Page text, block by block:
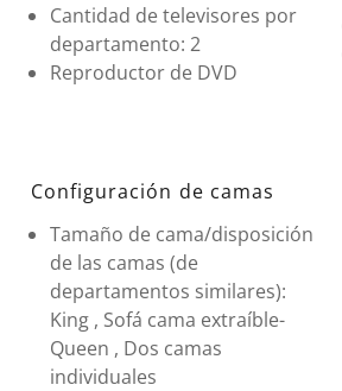
Cantidad de televisores por
departamento: 2
Reproductor de DVD
Configuración de camas
Tamaño de cama/disposición
de las camas (de
departamentos similares):
King , Sofá cama extraíble-
Queen , Dos camas
individuales